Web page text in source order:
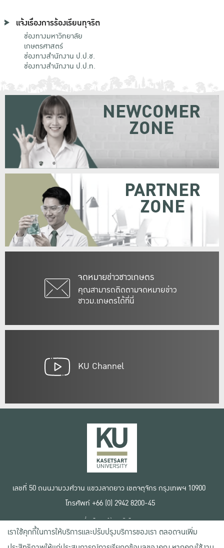
แจ้งเรื่องการร้องเรียนทุจริต
ช่องทางมหาวิทยาลัย
เกษตรศาสตร์
ช่องทางสำนักงาน ป.ป.ช.
ช่องทางสำนักงาน ป.ป.ท.
จดหมายข่าวชาวเกษตร
คุณสามารถติดตามจดหมายข่าว
ชาวม.เกษตรได้ที่นี่
NEWCOMER
ZONE
PARTNER
ZONE
KU Channel
เลขที่ 50 ถนนงามวงศ์วาน แขวงลาดยาว เขตจตุจักร กรุงเทพฯ 10900
โทรศัพท์ +66 (0) 2942 8200-45
เงื่อนไขการใช้งานเว็บไซต์
ข้อตกลงด้านสิทธิ์ใช้งาน
นโยบายความเป็นส่วนตัว
เราใช้คุกกี้ในการให้บริการและปรับปรุงบริการของเรา ตลอดจนเพิ่ม